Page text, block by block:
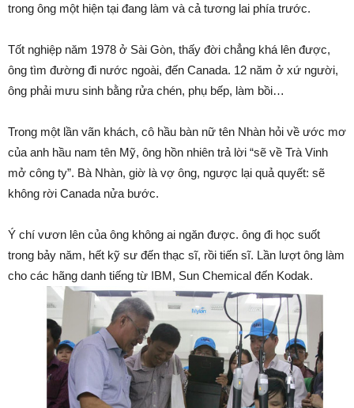
trong ông một hiện tại đang làm và cả tương lai phía trước.
Tốt nghiệp năm 1978 ở Sài Gòn, thấy đời chẳng khá lên được,
ông tìm đường đi nước ngoài, đến Canada. 12 năm ở xứ người,
ông phải mưu sinh bằng rửa chén, phụ bếp, làm bồi…
Trong một lần vãn khách, cô hầu bàn nữ tên Nhàn hỏi về ước mơ
của anh hầu nam tên Mỹ, ông hồn nhiên trả lời “sẽ về Trà Vinh
mở công ty”. Bà Nhàn, giờ là vợ ông, ngược lại quả quyết: sẽ
không rời Canada nửa bước.
Ý chí vươn lên của ông không ai ngăn được. ông đi học suốt
trong bảy năm, hết kỹ sư đến thạc sĩ, rồi tiến sĩ. Lần lượt ông làm
cho các hãng danh tiếng từ IBM, Sun Chemical đến Kodak.